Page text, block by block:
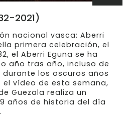
2021)
nacional vasca: Aberri
primera celebración, el
el Aberri Eguna se ha
año tras año, incluso de
los oscuros años
el vídeo de esta semana,
Guezala realiza un
años de historia del día